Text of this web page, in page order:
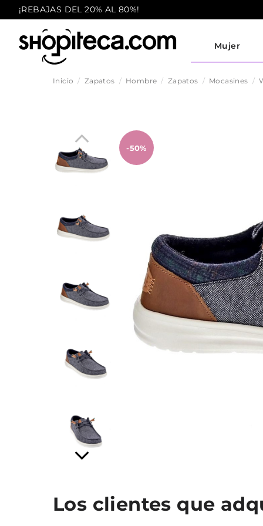
¡REBAJAS DEL 20% AL 80%!
Mujer
Inicio Zapatos Hombre Zapatos Mocasines
-50%
Los clientes que